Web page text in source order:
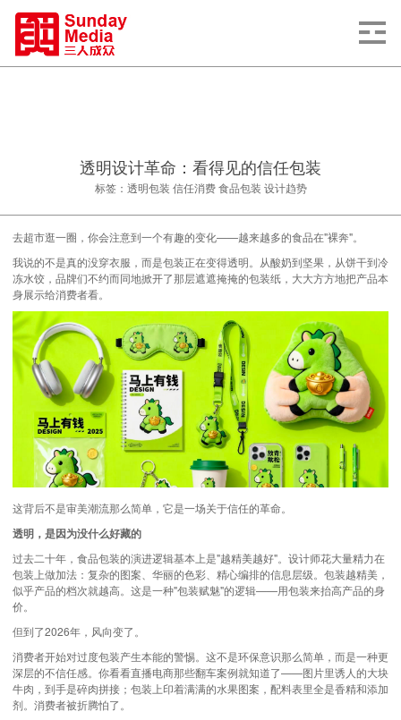
透明设计革命：看得见的信任包装
标签：透明包装 信任消费 食品包装 设计趋势
去超市逛一圈，你会注意到一个有趣的变化——越来越多的食品在"裸奔"。
我说的不是真的没穿衣服，而是包装正在变得透明。从酸奶到坚果，从饼干到冷
冻水饺，品牌们不约而同地掀开了那层遮遮掩掩的包装纸，大大方方地把产品本
身展示给消费者看。
这背后不是审美潮流那么简单，它是一场关于信任的革命。
透明，是因为没什么好藏的
过去二十年，食品包装的演进逻辑基本上是"越精美越好"。设计师花大量精力在
包装上做加法：复杂的图案、华丽的色彩、精心编排的信息层级。包装越精美，
似乎产品的档次就越高。这是一种"包装赋魅"的逻辑——用包装来抬高产品的身
价。
但到了2026年，风向变了。
消费者开始对过度包装产生本能的警惕。这不是环保意识那么简单，而是一种更
深层的不信任感。你看看直播电商那些翻车案例就知道了——图片里诱人的大块
牛肉，到手是碎肉拼接；包装上印着满满的水果图案，配料表里全是香精和添加
剂。消费者被折腾怕了。